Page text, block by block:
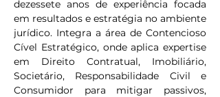
dezessete anos de experiência focada
em resultados e estratégia no ambiente
jurídico. Integra a área de Contencioso
Cível Estratégico, onde aplica expertise
em Direito Contratual, Imobiliário,
Societário, Responsabilidade Civil e
Consumidor para mitigar passivos,